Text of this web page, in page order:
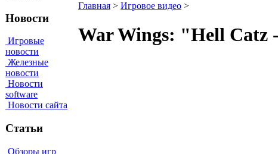
Новости
Игровые
новости
Железные
новости
Новости
software
Новости сайта
Статьи
Обзоры игр
Главная > Игровое видео >
War Wings: "Hell Catz